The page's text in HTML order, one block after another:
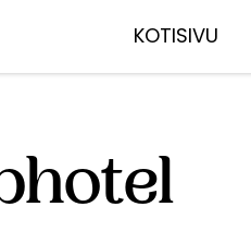
KOTISIVU